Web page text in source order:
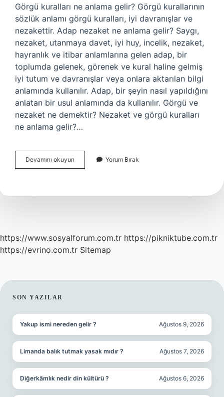
Görgü kuralları ne anlama gelir? Görgü kurallarının
sözlük anlamı görgü kuralları, iyi davranışlar ve
nezakettir. Adap nezaket ne anlama gelir? Saygı,
nezaket, utanmaya davet, iyi huy, incelik, nezaket,
hayranlık ve itibar anlamlarına gelen adap, bir
toplumda gelenek, görenek ve kural haline gelmiş
iyi tutum ve davranışlar veya onlara aktarılan bilgi
anlamında kullanılır. Adap, bir şeyin nasıl yapıldığını
anlatan bir usul anlamında da kullanılır. Görgü ve
nezaket ne demektir? Nezaket ve görgü kuralları
ne anlama gelir?…
Devamını okuyun
Görgü
Yorum Bırak
https://www.sosyalforum.com.tr https://pikniktube.com.tr
https://evrino.com.tr Sitemap
SIDEBAR
SON YAZILAR
Yakup ismi nereden gelir ? Ağustos 9, 2026
Limanda balık tutmak yasak mıdır ? Ağustos 7, 2026
Diğerkâmlık nedir din kültürü ? Ağustos 6, 2026